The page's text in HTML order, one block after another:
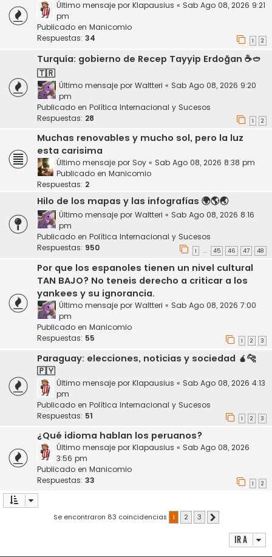
Último mensaje por Klapausius « Sab Ago 08, 2026 9:21
pm
Publicado en Manicomio
Respuestas: 34 1 2
Turquía: gobierno de Recep Tayyip Erdoğan ☕🥙
🇹🇷
Último mensaje por Waltteri « Sab Ago 08, 2026 9:20
pm
Publicado en Política Internacional y Sucesos
Respuestas: 28 1 2
Muchas renovables y mucho sol, pero la luz
esta carisima
Último mensaje por Soy « Sab Ago 08, 2026 8:38 pm
Publicado en Manicomio
Respuestas: 2
Hilo de los mapas y las infografías 🌍🌎🌏
Último mensaje por Waltteri « Sab Ago 08, 2026 8:16
pm
Publicado en Política Internacional y Sucesos
Respuestas: 950 1 … 45 46 47 48
Por que los espanoles tienen un nivel cultural
TAN BAJO? No teneis derecho a criticar a los
yankees y su ignorancia.
Último mensaje por Waltteri « Sab Ago 08, 2026 7:00
pm
Publicado en Manicomio
Respuestas: 55 1 2 3
Paraguay: elecciones, noticias y sociedad 🧉🐆
🇵🇾
Último mensaje por Klapausius « Sab Ago 08, 2026 4:13
pm
Publicado en Política Internacional y Sucesos
Respuestas: 51 1 2 3
¿Qué idioma hablan los peruanos?
Último mensaje por Klapausius « Sab Ago 08, 2026
3:56 pm
Publicado en Manicomio
Respuestas: 33 1 2
Se encontraron 83 coincidencias 1 2 3
Ir a